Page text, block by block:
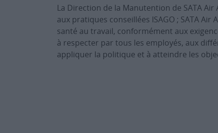
La Direction de la Manutention de SATA
aux pratiques conseillées ISAGO ; SATA
santé au travail, conformément aux
à respecter par tous les employés, aux
appliquer la politique et à atteindre les